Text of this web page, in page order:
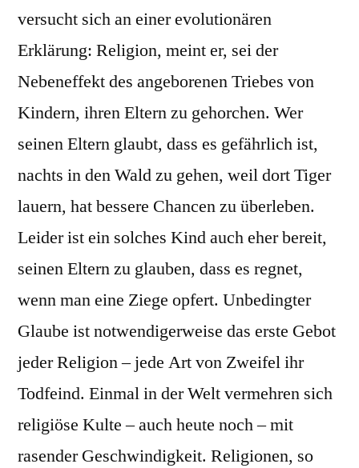
versucht sich an einer evolutionären
Erklärung: Religion, meint er, sei der
Nebeneffekt des angeborenen Triebes von
Kindern, ihren Eltern zu gehorchen. Wer
seinen Eltern glaubt, dass es gefährlich ist,
nachts in den Wald zu gehen, weil dort Tiger
lauern, hat bessere Chancen zu überleben.
Leider ist ein solches Kind auch eher bereit,
seinen Eltern zu glauben, dass es regnet,
wenn man eine Ziege opfert. Unbedingter
Glaube ist notwendigerweise das erste Gebot
jeder Religion – jede Art von Zweifel ihr
Todfeind. Einmal in der Welt vermehren sich
religiöse Kulte – auch heute noch – mit
rasender Geschwindigkeit. Religionen, so